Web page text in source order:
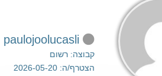
paulojoolucasli
קבוצה: רשום
הצטרף/ה: 2026-05-20